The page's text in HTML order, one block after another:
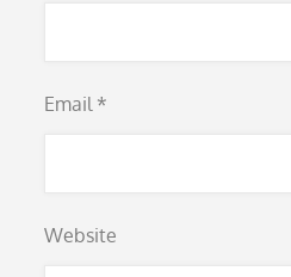
Email *
Website